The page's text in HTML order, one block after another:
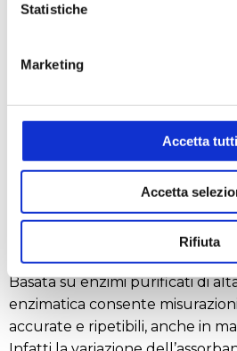
Statistiche
Marketing
Accetta tutti
Accetta
Rifiuta
KIT ENZIMATICI E
I kit enzimatici e colorimetrici
nel controllo qualità per le
analitiche dei più svariati
succhi di frutta, vino, birra,
controllo dei processi di
microrganismi per la
degli acidi organici e di altri
composti fenolici, metalli.
Basata su enzimi purificati di
enzimatica consente
accurate e ripetibili, anche in